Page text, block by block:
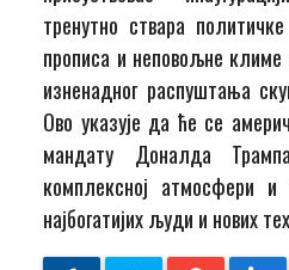
тренутно ствара
прописа и неповољне
изненадног распуштања
Ово указује да ће се
мандату Доналда
комплексној атмосфери
најбогатијих људи и нових